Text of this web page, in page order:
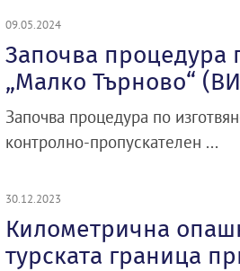
09.05.2024
Започва
„Малко Търново“
Започва процедура по
контролно-пропускателен ...
30.12.2023
Километрична
турската граница